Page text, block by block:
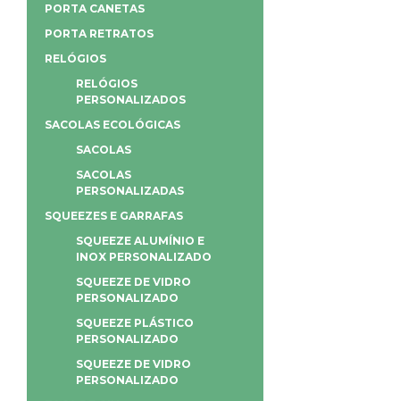
PORTA CANETAS
PORTA RETRATOS
RELÓGIOS
RELÓGIOS
PERSONALIZADOS
SACOLAS ECOLÓGICAS
SACOLAS
SACOLAS
PERSONALIZADAS
SQUEEZES E GARRAFAS
SQUEEZE ALUMÍNIO E
INOX PERSONALIZADO
SQUEEZE DE VIDRO
PERSONALIZADO
SQUEEZE PLÁSTICO
PERSONALIZADO
SQUEEZE DE VIDRO
PERSONALIZADO